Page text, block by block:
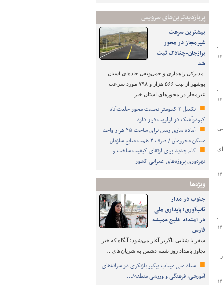
پربازدیدترین‌های سرویس
بیشترین سرعت
غیرمجاز در محور
برازجان-چغادک ثبت
شد
مدیرکل راهداری و حمل‌ونقل جاده‌ای استان
بوشهر از ثبت ۵۶۶ هزار و ۷۹۸ مورد سرعت
غیرمجاز در محورهای استان خبر…
تکمیل ۳ کیلومتر نخست محور خلعت‌آباد–
کبودرآهنگ در اولویت قرار دارد
آماده سازی زمین برای ساخت ۴۵ هزار واحد
مسکن محرومان / صرف ۳ همت منابع سازمان…
گام جدید برای ارتقای کیفیت ساخت و
بهره‌وری پروژه‌های عمرانی کشور
ویژه‌ها
جنوب در مدار
تاب‌آوری؛ پایداری ملی
در امتداد خلیج همیشه
فارس
سفر با شتابی ناگزیر آغاز می‌شود؛ آنگاه که خبر
تجاوز بامداد روز شنبه دشمن به شریان‌های…
ستاد ملی میناب پیگیر بازنگری در سرانه‌های
آموزشی، فرهنگی و ورزشی منطقه/…
پروانه ساختمانی در ۶۵ شهر برای